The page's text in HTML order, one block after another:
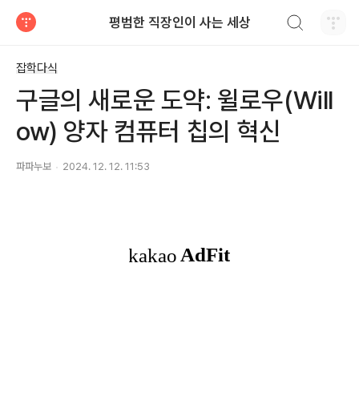
평범한 직장인이 사는 세상
잡학다식
구글의 새로운 도약: 윌로우(Will
ow) 양자 컴퓨터 칩의 혁신
파파누보 2024. 12. 12. 11:53